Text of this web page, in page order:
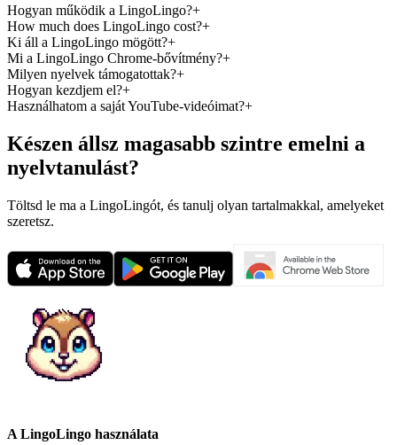
Hogyan működik a LingoLingo?+
How much does LingoLingo cost?+
Ki áll a LingoLingo mögött?+
Mi a LingoLingo Chrome-bővítmény?+
Milyen nyelvek támogatottak?+
Hogyan kezdjem el?+
Használhatom a saját YouTube-videóimat?+
Készen állsz magasabb szintre emelni a
nyelvtanulást?
Töltsd le ma a LingoLingót, és tanulj olyan tartalmakkal, amelyeket
szeretsz.
A LingoLingo használata